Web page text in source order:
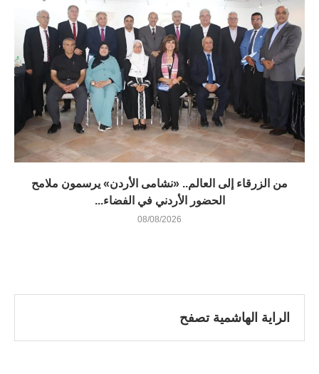
من الزرقاء إلى العالم.. «نشامى الأردن» يرسمون ملامح
الحضور الأردني في الفضاء...
08/08/2026
الراية الهاشمية تصفح